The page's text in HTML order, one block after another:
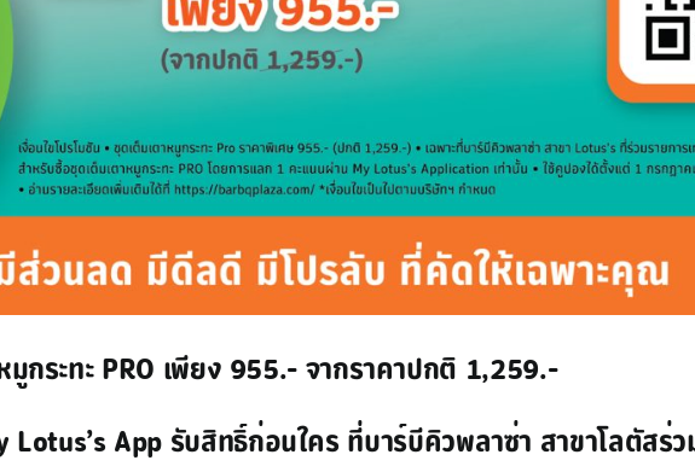
มูกระทะ PRO เพียง 955.- จากราคาปกติ 1,259.-
App รับสิทธิ์ก่อนใคร ที่บาร์บีคิวพลาซ่า สาขาโลตัสร่ว